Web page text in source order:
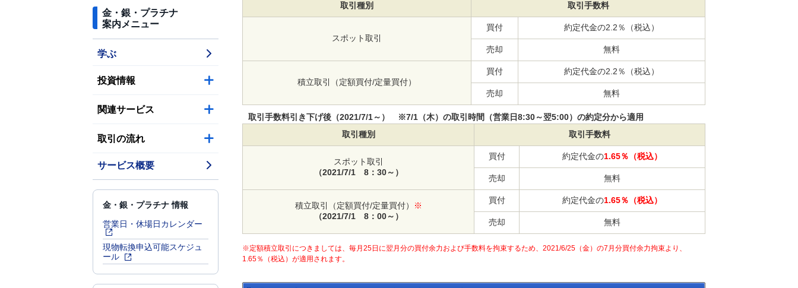
金・銀・プラチナ
案内メニュー
学ぶ
投資情報
関連サービス
取引の流れ
サービス概要
金・銀・プラチナ 情報
営業日・休場日カレンダー
現物転換申込可能スケジュ
ール
取引種別
取引手数料
スポット取引
買付 約定代金の2.2％（税込）
売却 無料
積立取引（定額買付/定量買付）
買付 約定代金の2.2％（税込）
売却 無料
取引手数料引き下げ後（2021/7/1～） ※7/1（木）の取引時間（営業日8:30～翌5:00）の約定分から適用
取引種別
取引手数料
スポット取引
（2021/7/1 8：30～）
買付 約定代金の1.65％（税込）
売却 無料
積立取引（定額買付/定量買付）
※
（2021/7/1 8：00～）
買付 約定代金の1.65％（税込）
売却 無料
※定額積立取引につきましては、毎月25日に翌月分の買付余力および手数料を拘束するため、2021/6/25（金）の7月分買付余力拘束より、
1.65％（税込）が適用されます。